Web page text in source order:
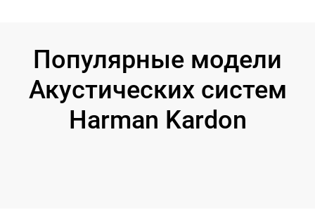
Популярные модели
Акустических систем
Harman Kardon